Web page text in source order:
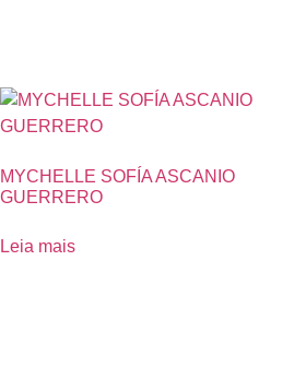
MYCHELLE SOFÍA ASCANIO
GUERRERO
Leia mais